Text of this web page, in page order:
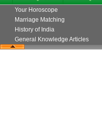
Your Horoscope
Marriage Matching
History of India
General Knowledge Articles